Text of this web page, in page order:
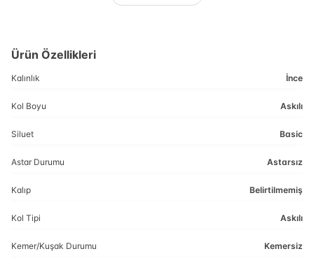
Ürün Özellikleri
Kalınlık İnce
Kol Boyu Askılı
Siluet Basic
Astar Durumu Astarsız
Kalıp Belirtilmemiş
Kol Tipi Askılı
Kemer/Kuşak Durumu Kemersiz